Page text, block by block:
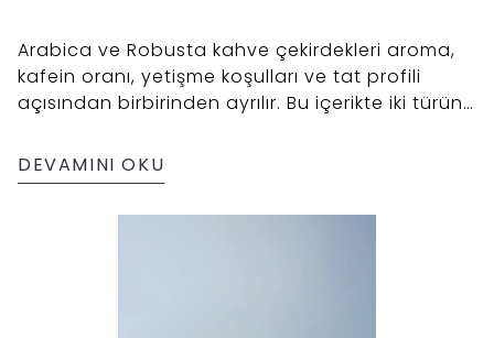
Arabica ve Robusta kahve çekirdekleri aroma,
kafein oranı, yetişme koşulları ve tat profili
açısından birbirinden ayrılır. Bu içerikte iki türün
uygun kahveyi seçin!
DEVAMINI OKU